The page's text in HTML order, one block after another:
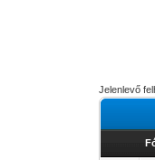
Jelenlevő